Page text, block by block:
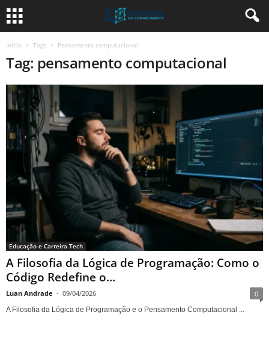
Início Tags Pensamento computacional
Tag: pensamento computacional
Educação e Carreira Tech
A Filosofia da Lógica de Programação: Como o
Código Redefine o...
Luan Andrade - 09/04/2026 0
A Filosofia da Lógica de Programação e o Pensamento Computacional ...